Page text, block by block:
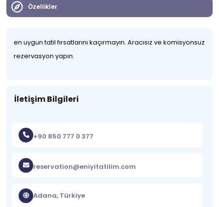
Özellikler
en uygun tatil fırsatlarını kaçırmayın. Aracısız ve komisyonsuz
rezervasyon yapın.
İletişim Bilgileri
+90 850 777 0 377
reservation@eniyitatilim.com
Adana, Türkiye